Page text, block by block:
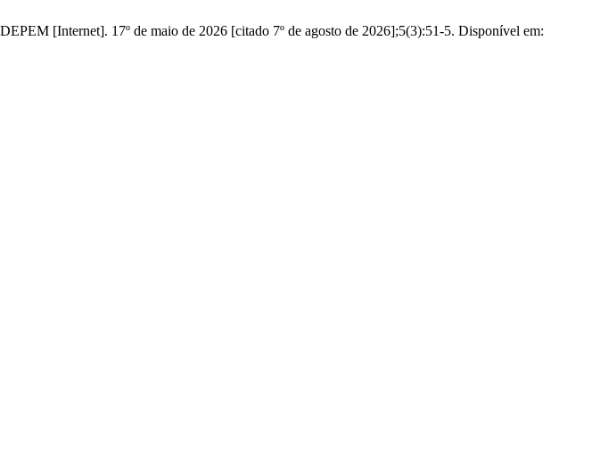
[Internet]. 17º de maio de 2026 [citado 7º de agosto de 2026];5(3):51-5. Disponível em: